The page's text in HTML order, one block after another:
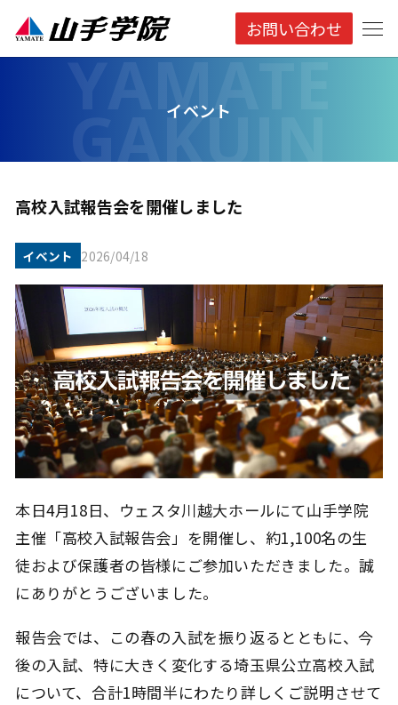
お問い合わせ
イベント
高校入試報告会を開催しました
イベント 2026/04/18
本日4月18日、ウェスタ川越大ホールにて山手学院
主催「高校入試報告会」を開催し、約1,100名の生
徒および保護者の皆様にご参加いただきました。誠
にありがとうございました。
報告会では、この春の入試を振り返るとともに、今
後の入試、特に大きく変化する埼玉県公立高校入試
について、合計1時間半にわたり詳しくご説明させて